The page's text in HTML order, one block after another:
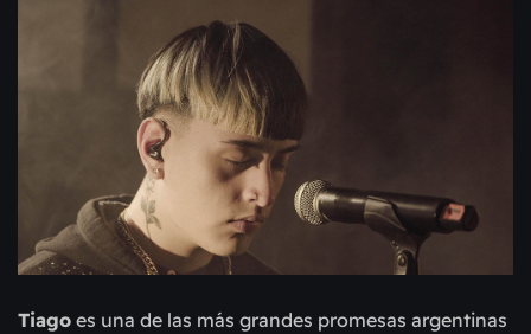
Tiago es una de las más grandes promesas argentinas